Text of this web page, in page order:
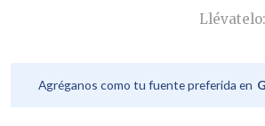
Llévatelo:
Agréganos como tu fuente preferida en